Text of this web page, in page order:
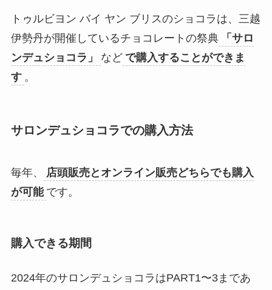
トゥルビヨン バイ ヤン ブリスのショコラは、三越
伊勢丹が開催しているチョコレートの祭典
「サロ
ンデュショコラ」
など で購入することができま
す 。
サロンデュショコラでの購入方法
毎年、
店頭販売とオンライン販売どちらでも購入
が可能 です。
購入できる期間
2024年のサロンデュショコラはPART1〜3まであ